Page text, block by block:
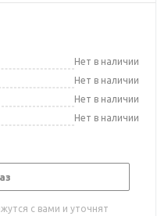
Нет в наличии
Нет в наличии
Нет в наличии
Нет в наличии
с вами и уточнят